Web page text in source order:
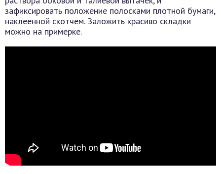
зафиксировать положение полосками плотной бумаги,
наклеенной скотчем. Заложить красиво складки
можно на примерке.